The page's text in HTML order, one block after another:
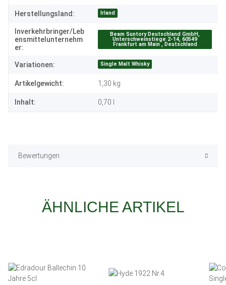
Herstellungsland: Irland
Inverkehrbringer/Leb
ensmittelunternehm
er:
Beam Suntory Deutschland GmbH,
Unterschweinstiege 2-14, 60549
Frankfurt am Main , Deutschland
Variationen: Single Malt Whisky
Artikelgewicht: 1,30 kg
Inhalt: 0,70 l
Bewertungen
ÄHNLICHE ARTIKEL